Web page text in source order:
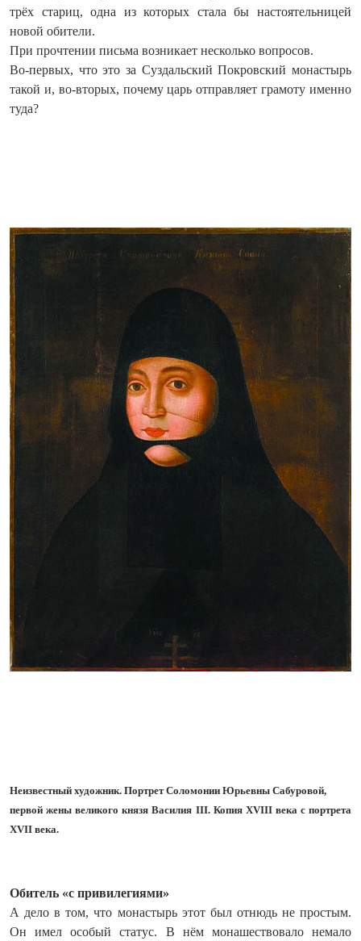
трёх стариц, одна из которых стала бы настоятельницей
новой обители.
При прочтении письма возникает несколько вопросов.
Во-первых, что это за Суздальский Покровский монастырь
такой и, во-вторых, почему царь отправляет грамоту именно
туда?
Неизвестный художник. Портрет Соломонии Юрьевны Сабуровой,
первой жены великого князя Василия III. Копия XVIII века с портрета
XVII века.
Обитель «с привилегиями»
А дело в том, что монастырь этот был отнюдь не простым.
Он имел особый статус. В нём монашествовало немало